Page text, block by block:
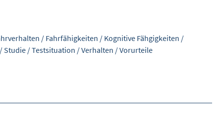
/ Fahrfähigkeiten / Kognitive Fähgigkeiten /
/ Studie /Testsituation /Verhalten /Vorurteile